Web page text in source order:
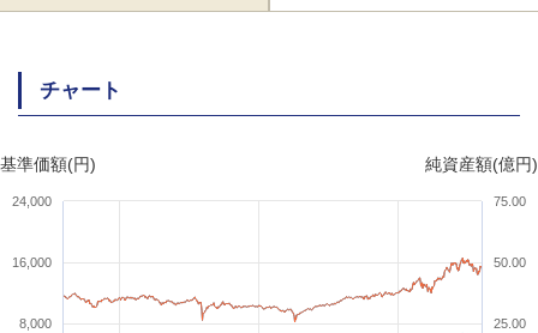
チャート
基準価額(円) 純資産額(億円)
8,000
16,000
24,000
25.00
50.00
75.00